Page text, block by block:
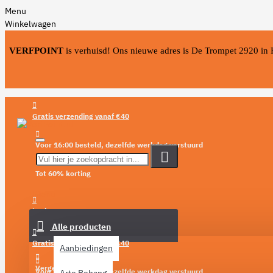
Menu
Winkelwagen
VERFPOINT is verhuisd! Ons nieuwe adres is De Trompet 2920 in
Gratis verzending vanaf €40
Voor 16:00 besteld, dezelfde werkdag verstuurd
Tot 60% korting
Login
Verlanglijst
Vergelijken
Alle producten
Aanbiedingen
Gratis verzending vanaf €40